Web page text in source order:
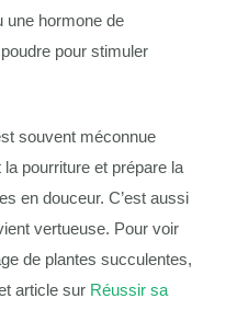
une hormone de
pour stimuler
souvent méconnue
pourriture et prépare la
en douceur. C’est aussi
vertueuse. Pour voir
de plantes succulentes,
article sur Réussir sa